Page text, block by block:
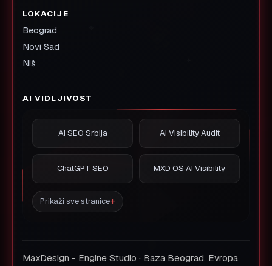
LOKACIJE
Beograd
Novi Sad
Niš
AI VIDLJIVOST
AI SEO Srbija AI Visibility Audit
ChatGPT SEO MXD OS AI Visibility
Prikaži sve stranice
MaxDesign - Engine Studio · Baza Beograd, Evropa